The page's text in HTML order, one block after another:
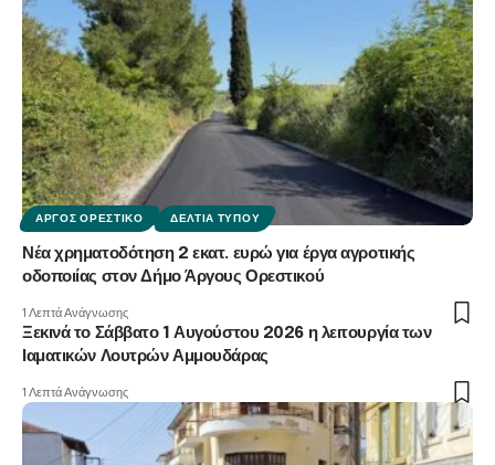
ΆΡΓΟΣ ΟΡΕΣΤΙΚΌ ΔΕΛΤΊΑ ΤΎΠΟΥ
Νέα χρηματοδότηση 2 εκατ. ευρώ για έργα αγροτικής
οδοποιίας στον Δήμο Άργους Ορεστικού
1 Λεπτά Ανάγνωσης
Ξεκινά το Σάββατο 1 Αυγούστου 2026 η λειτουργία των
Ιαματικών Λουτρών Αμμουδάρας
1 Λεπτά Ανάγνωσης